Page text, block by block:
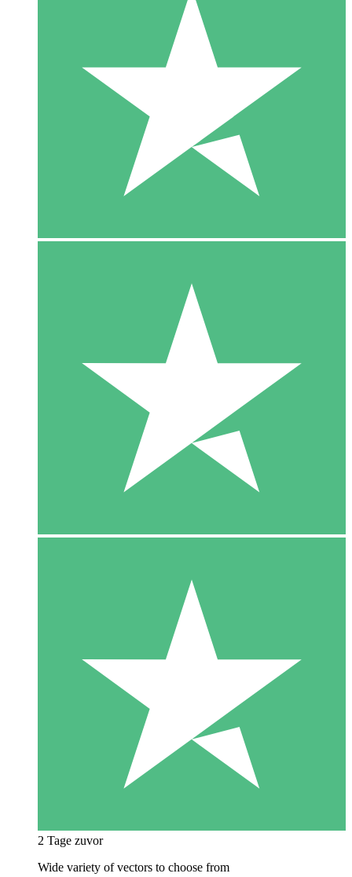
2 Tage zuvor
Wide variety of vectors to choose from